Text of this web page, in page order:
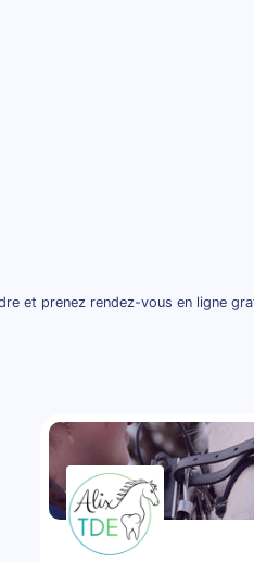
et prenez rendez-vous en ligne